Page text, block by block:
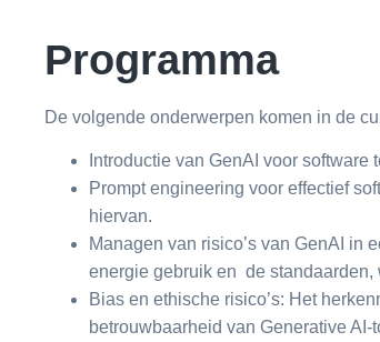
Programma
De volgende onderwerpen komen in de
Introductie van GenAI voor
Prompt engineering voor effectief
hiervan.
Managen van risico’s van GenAI in
energie gebruik en de standaarden,
Bias en ethische risico’s: Het
betrouwbaarheid van Generative AI-